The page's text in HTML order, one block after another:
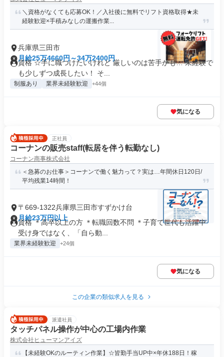
＼資格がなくても応募OK！／入社後に無料でリフト資格取得★未
経験歓迎×手積みなしの運搬作業...
兵庫県三田市
月給25万4660円～34万2400円
資格 ☆手に職つけたいけれど 厳しいのは苦手かも… 未経験で
も少しずつ成長したい！ そ...
制服あり 業界未経験歓迎 +44個
気になる
正社員
コーナンの販売staff(転居を伴う転勤なし)
コーナン商事株式会社
＜急募のお仕事＞コーナンで働く魅力って？実は…年間休日120日/
平均残業14時間！
〒669-1322兵庫県三田市すずかけ台
月給23万円以上
資格 ＊高卒以上の方 ＊転職回数不問 ＊子育て世代も活躍中
受け身ではなく、「自ら動...
業界未経験歓迎 +24個
気になる
この企業の類似求人を見る
派遣社員
タッチパネル操作が中心の工場内作業
株式会社ヒューマンアイズ
【未経験OKのルーティン作業】☆皆勤手当UP中×年休188日！稼